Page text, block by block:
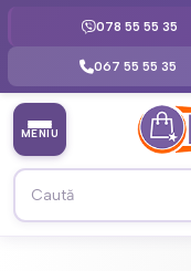
078 55 55 35
067 55 55 35
MENIU